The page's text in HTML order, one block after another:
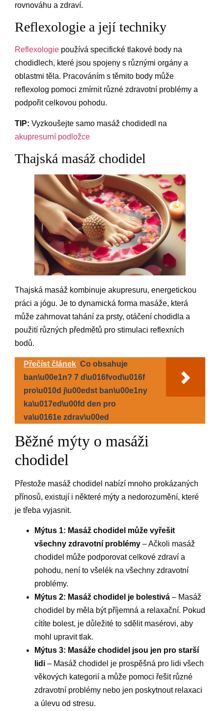
rovnováhu a zdraví.
Reflexologie a její techniky
Reflexologie používá specifické tlakové body na
chodidlech, které jsou spojeny s různými orgány a
oblastmi těla. Pracováním s těmito body může
reflexolog pomoci zmírnit různé zdravotní problémy a
podpořit celkovou pohodu.
TIP: Vyzkoušejte samo masáž chodidedl na
akupresurní podložce
Thajská masáž chodidel
Thajská masáž kombinuje akupresuru, energetickou
práci a jógu. Je to dynamická forma masáže, která
může zahrnovat tahání za prsty, otáčení chodidla a
použití různých předmětů pro stimulaci reflexních
bodů.
Přečíst článek Co obsahuje
ban\u00e1n? 7 d\u016fvod\u016f
pro\u010d j\u00edst ban\u00e1ny
ka\u017ed\u00fd den pro
va\u0161e zdrav\u00ed
Běžné mýty o masáži
chodidel
Přestože masáž chodidel nabízí mnoho prokázaných
přínosů, existují i některé mýty a nedorozumění, které
je třeba vyjasnit.
Mýtus 1: Masáž chodidel může vyřešit
všechny zdravotní problémy – Ačkoli masáž
chodidel může podporovat celkové zdraví a
pohodu, není to všelék na všechny zdravotní
problémy.
Mýtus 2: Masáž chodidel je bolestivá – Masáž
chodidel by měla být příjemná a relaxační. Pokud
cítíte bolest, je důležité to sdělit masérovi, aby
mohl upravit tlak.
Mýtus 3: Masáže chodidel jsou jen pro starší
lidi – Masáž chodidel je prospěšná pro lidi všech
věkových kategorií a může pomoci řešit různé
zdravotní problémy nebo jen poskytnout relaxaci
a úlevu od stresu.